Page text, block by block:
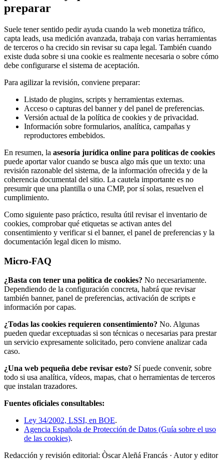
preparar
Suele tener sentido pedir ayuda cuando la web monetiza tráfico,
capta leads, usa medición avanzada, trabaja con varias herramientas
de terceros o ha crecido sin revisar su capa legal. También cuando
existe duda sobre si una cookie es realmente necesaria o sobre cómo
debe configurarse el sistema de aceptación.
Para agilizar la revisión, conviene preparar:
Listado de plugins, scripts y herramientas externas.
Acceso o capturas del banner y del panel de preferencias.
Versión actual de la política de cookies y de privacidad.
Información sobre formularios, analítica, campañas y
reproductores embebidos.
En resumen, la asesoría jurídica online para políticas de cookies
puede aportar valor cuando se busca algo más que un texto: una
revisión razonable del sistema, de la información ofrecida y de la
coherencia documental del sitio. La cautela importante es no
presumir que una plantilla o una CMP, por sí solas, resuelven el
cumplimiento.
Como siguiente paso práctico, resulta útil revisar el inventario de
cookies, comprobar qué etiquetas se activan antes del
consentimiento y verificar si el banner, el panel de preferencias y la
documentación legal dicen lo mismo.
Micro-FAQ
¿Basta con tener una política de cookies? No necesariamente.
Dependiendo de la configuración concreta, habrá que revisar
también banner, panel de preferencias, activación de scripts e
información por capas.
¿Todas las cookies requieren consentimiento? No. Algunas
pueden quedar exceptuadas si son técnicas o necesarias para prestar
un servicio expresamente solicitado, pero conviene analizar cada
caso.
¿Una web pequeña debe revisar esto? Sí puede convenir, sobre
todo si usa analítica, vídeos, mapas, chat o herramientas de terceros
que instalan trazadores.
Fuentes oficiales consultables:
Ley 34/2002, LSSI, en BOE.
Agencia Española de Protección de Datos (Guía sobre el uso
de las cookies).
Redacción y revisión editorial: Òscar Aleñá Francás · Autor y editor